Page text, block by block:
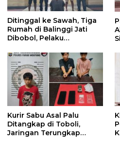
Ditinggal ke Sawah, Tiga
Rumah di Balinggi Jati
Dibobol, Pelaku
Kurir Sabu Asal Palu
Ditangkap di Toboli,
Jaringan Terungkap